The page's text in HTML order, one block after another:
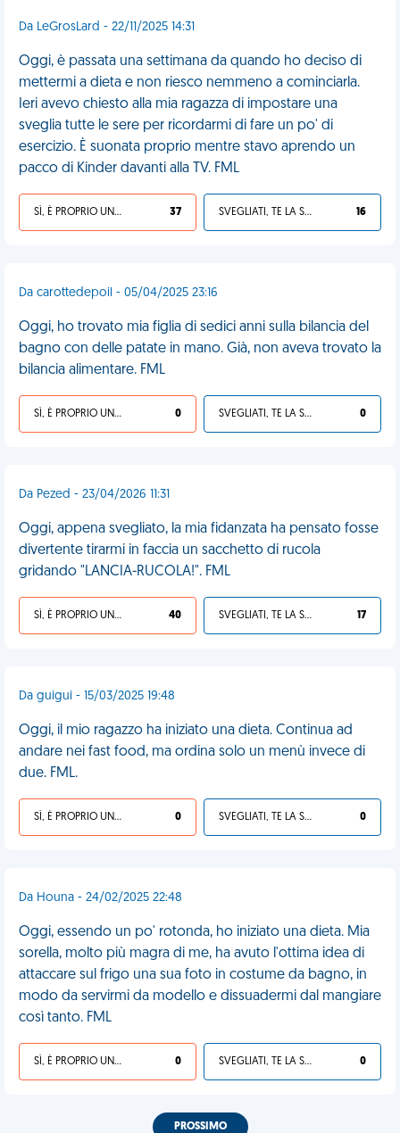
Da LeGrosLard - 22/11/2025 14:31
Oggi, è passata una settimana da quando ho deciso di
mettermi a dieta e non riesco nemmeno a cominciarla.
Ieri avevo chiesto alla mia ragazza di impostare una
sveglia tutte le sere per ricordarmi di fare un po' di
esercizio. È suonata proprio mentre stavo aprendo un
pacco di Kinder davanti alla TV. FML
SÌ, È PROPRIO UNA VDM! 37 SVEGLIATI, TE LA SEI CERCATA! 16
Da carottedepoil - 05/04/2025 23:16
Oggi, ho trovato mia figlia di sedici anni sulla bilancia del
bagno con delle patate in mano. Già, non aveva trovato la
bilancia alimentare. FML
SÌ, È PROPRIO UNA VDM! 0 SVEGLIATI, TE LA SEI CERCATA! 0
Da Pezed - 23/04/2026 11:31
Oggi, appena svegliato, la mia fidanzata ha pensato fosse
divertente tirarmi in faccia un sacchetto di rucola
gridando "LANCIA-RUCOLA!". FML
SÌ, È PROPRIO UNA VDM! 40 SVEGLIATI, TE LA SEI CERCATA! 17
Da guigui - 15/03/2025 19:48
Oggi, il mio ragazzo ha iniziato una dieta. Continua ad
andare nei fast food, ma ordina solo un menù invece di
due. FML.
SÌ, È PROPRIO UNA VDM! 0 SVEGLIATI, TE LA SEI CERCATA! 0
Da Houna - 24/02/2025 22:48
Oggi, essendo un po' rotonda, ho iniziato una dieta. Mia
sorella, molto più magra di me, ha avuto l'ottima idea di
attaccare sul frigo una sua foto in costume da bagno, in
modo da servirmi da modello e dissuadermi dal mangiare
così tanto. FML
SÌ, È PROPRIO UNA VDM! 0 SVEGLIATI, TE LA SEI CERCATA! 0
PROSSIMO